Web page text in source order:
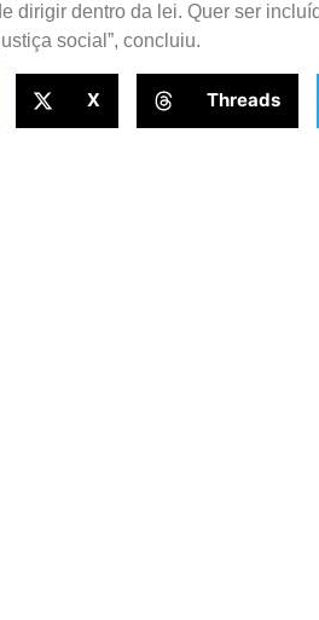
dirigir dentro da lei. Quer ser
social”, concluiu.
X Threads